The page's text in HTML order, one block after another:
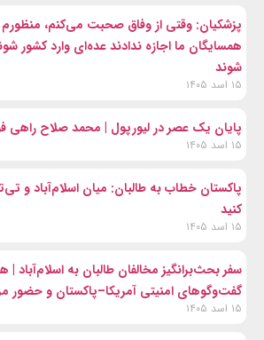
پزشکیان: وقتی از وفاق صحبت می‌کنم،
همسایگان ما اجازه ندادند عده‌ای وارد کشور
شوند
۱۵ اسد ۱۴۰۵
پایان یک عصر در لیورپول | محمد صلاح راهی
۱۵ اسد ۱۴۰۵
پاکستان خطاب به طالبان: میان اسلام‌آباد و
کنید
۱۵ اسد ۱۴۰۵
سفر بحث‌برانگیز مخالفان طالبان به اسلام‌آباد |
گفت‌وگوهای امنیتی آمریکا–پاکستان و حضور
۱۵ اسد ۱۴۰۵